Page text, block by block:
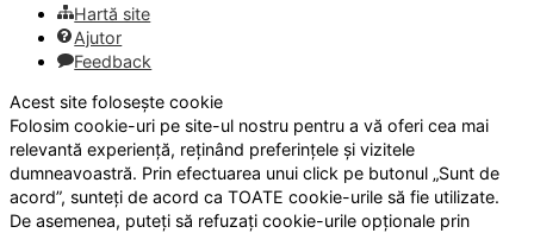
Hartă site
Ajutor
Feedback
Acest site folosește cookie
Folosim cookie-uri pe site-ul nostru pentru a vă oferi cea mai
relevantă experiență, reținând preferințele și vizitele
dumneavoastră. Prin efectuarea unui click pe butonul „Sunt de
acord”, sunteți de acord ca TOATE cookie-urile să fie utilizate.
De asemenea, puteți să refuzați cookie-urile opționale prin